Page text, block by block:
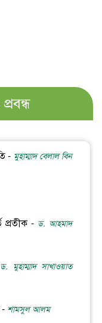
- মুহাম্মাদ বেলাল বিন
প্রতীক - ড. আহমাদ
ড. মুহাম্মাদ সাখাওয়াত
- শামসুল আলম